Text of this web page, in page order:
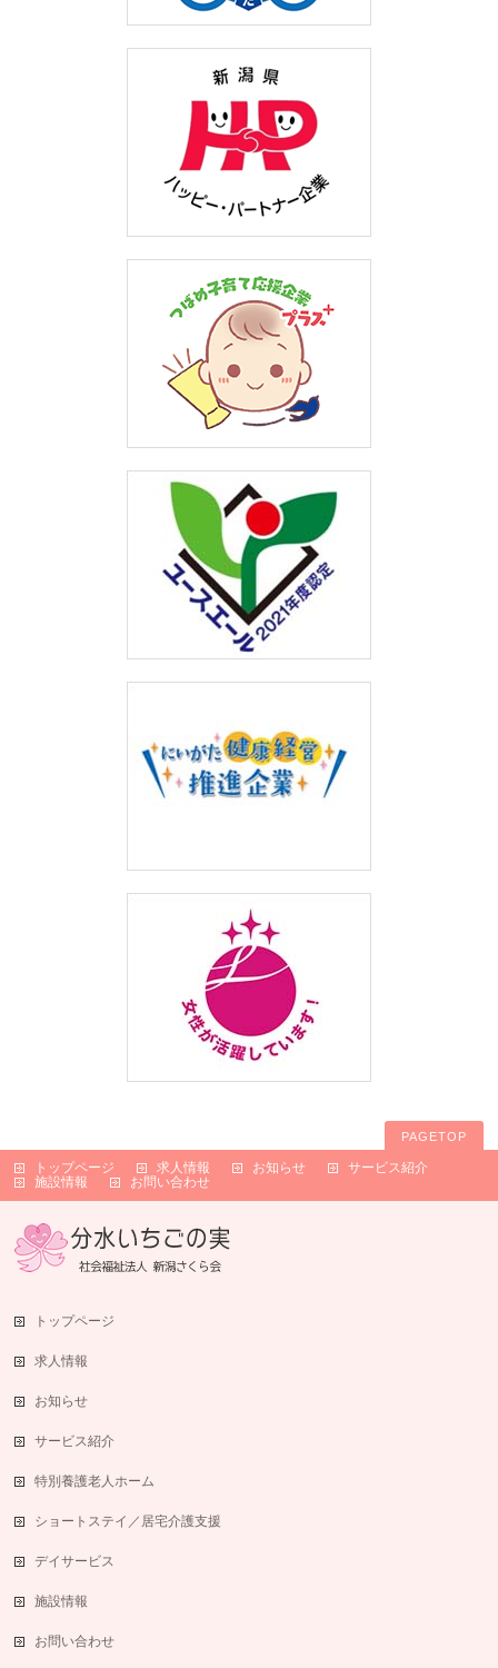
PAGETOP
トップページ 求人情報 お知らせ
サービス紹介
施設情報
お問い合わせ
トップページ
求人情報
お知らせ
サービス紹介
特別養護老人ホーム
ショートステイ／居宅介護支援
デイサービス
施設情報
お問い合わせ